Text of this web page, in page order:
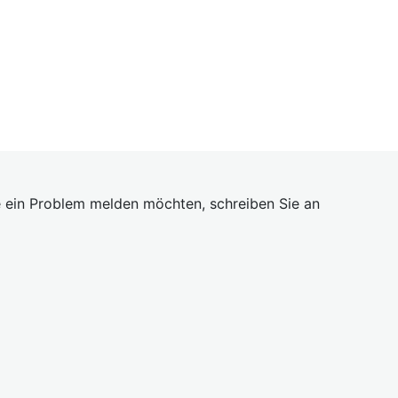
Problem melden möchten, schreiben Sie an